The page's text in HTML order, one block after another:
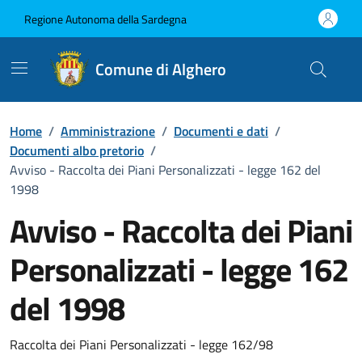
Regione Autonoma della Sardegna
Comune di Alghero
Home / Amministrazione / Documenti e dati /
Documenti albo pretorio /
Avviso - Raccolta dei Piani Personalizzati - legge 162 del
1998
Avviso - Raccolta dei Piani
Personalizzati - legge 162
del 1998
Dettaglio del documento
Raccolta dei Piani Personalizzati - legge 162/98